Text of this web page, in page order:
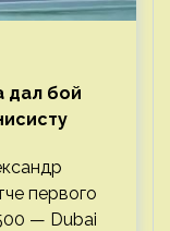
дал бой
первого
— Dubai